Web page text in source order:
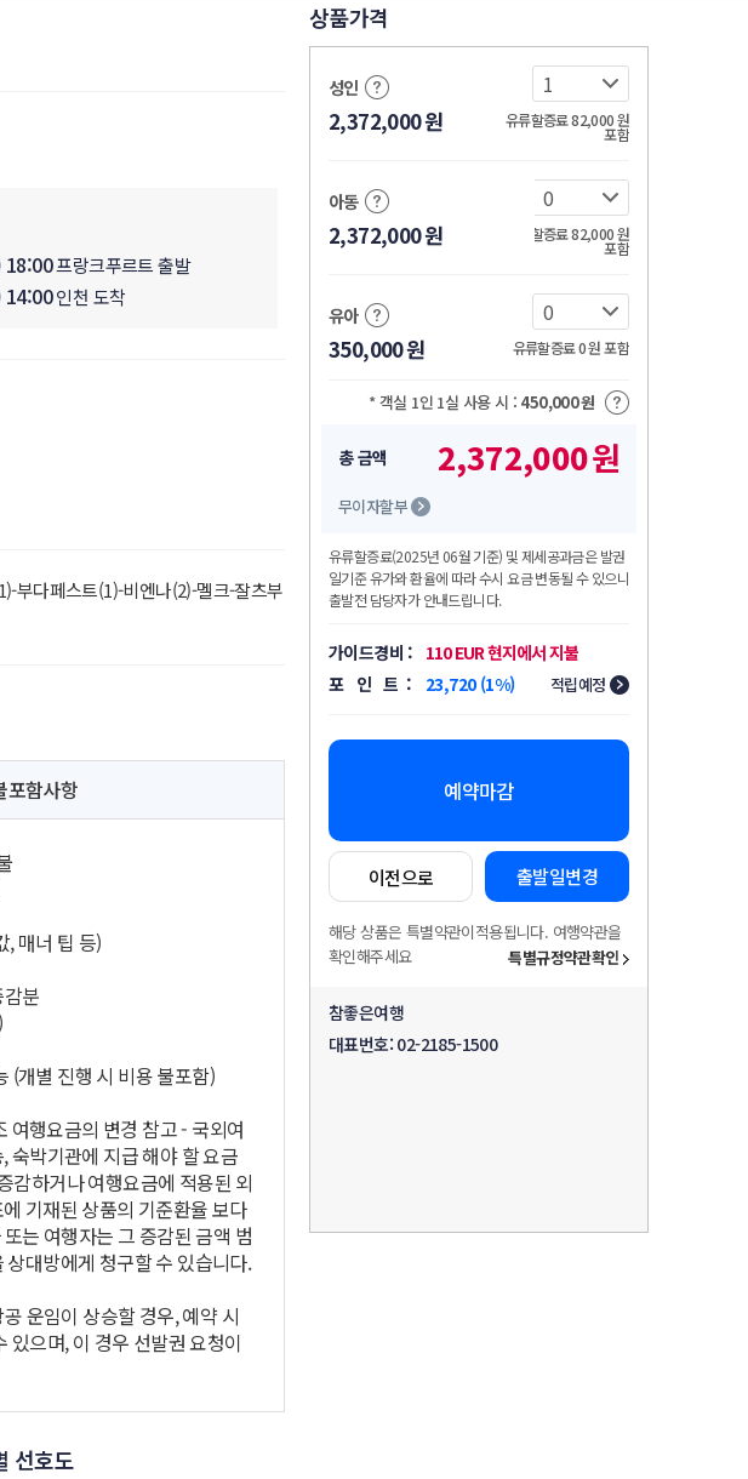
18:00프랑크푸르트 출발
14:00인천 도착
부다페스트(1)-비엔나(2)-멜크-잘츠부
포함사항
, 매너 팁 등)
분
(개별 진행 시 비용 불포함)
여행요금의 변경 참고 - 국외여
숙박기관에 지급 해야 할 요금
감하거나 여행요금에 적용된 외
기재된 상품의 기준환율 보다
는 여행자는 그 증감된 금액 범
대방에게 청구할 수 있습니다.
운임이 상승할 경우, 예약 시
있으며, 이 경우 선발권 요청이
선호도
상품가격
성인
2,372,000원 유류할증료 82,000원
포함
아동
2,372,000원 유류할증료 82,000원
포함
유아
350,000원 유류할증료 0원포함
* 객실 1인 1실 사용 시 : 450,000원
총 금액 2,372,000원
무이자할부
유류할증료(2025년 06월 기준) 및 제세공과금은 발권
일기준 유가와 환율에 따라 수시 요금 변동될 수 있으니
출발전 담당자가 안내드립니다.
가이드경비 : 110 EUR 현지에서 지불
포 인 트 :
23,720 (1%) 적립예정
예약마감
이전으로 출발일변경
해당 상품은 특별약관이적용됩니다. 여행약관을
확인해주세요
특별규정약관확인
참좋은여행
대표번호:02-2185-1500